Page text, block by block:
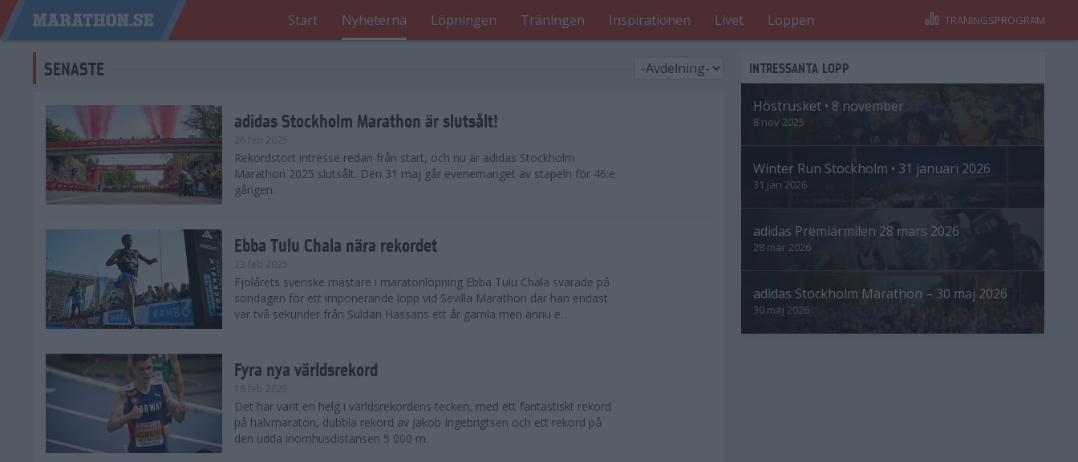
Start Nyheterna Löpningen Träningen Inspirationen Livet Loppen TRÄNINGSPROGRAM
SENASTE
adidas Stockholm Marathon är slutsålt!
26 feb 2025
Rekordstort intresse redan från start, och nu är adidas Stockholm
Marathon 2025 slutsålt. Den 31 maj går evenemanget av stapeln för 46:e
gången.
Ebba Tulu Chala nära rekordet
23 feb 2025
Fjolårets svenske mästare i maratonlöpning Ebba Tulu Chala svarade på
söndagen för ett imponerande lopp vid Sevilla Marathon där han endast
var två sekunder från Suldan Hassans ett år gamla men ännu e...
Fyra nya världsrekord
18 feb 2025
Det har varit en helg i världsrekordens tecken, med ett fantastiskt rekord
på halvmaraton, dubbla rekord av Jakob Ingebrigtsen och ett rekord på
den udda inomhusdistansen 5 000 m.
INTRESSANTA LOPP
Höstrusket • 8 november
8 nov 2025
Winter Run Stockholm • 31 januari 2026
31 jan 2026
adidas Premiärmilen 28 mars 2026
28 mar 2026
adidas Stockholm Marathon – 30 maj 2026
30 maj 2026